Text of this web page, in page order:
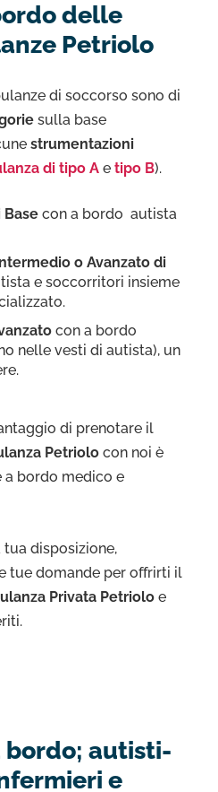
delle
Petriolo
di soccorso sono di
sulla base
strumentazioni
di tipo A e tipo B).
Basecon a bordo autista
o Avanzato di
e soccorritori insieme
con a bordo
nelle vesti di autista), un
di prenotare il
Petriolo con noi è
bordo medico e
tua disposizione,
tue domande per offrirti il
Privata Petriolo e
bordo; autisti-
e